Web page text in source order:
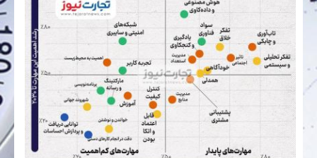
صنعت معدن و تجارت
بیمه و بورس
بانک